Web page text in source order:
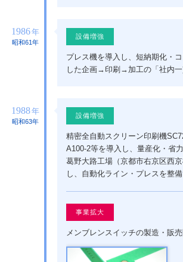
1986年
昭和61年
設備増強
プレス機を導入し、短納期化・
した企画→印刷→加工の「社内一
1988年
昭和63年
設備増強
精密全自動スクリーン印刷機
A100-2等を導入し、量産化・省力
葛野大路工場（京都市右京区西
し、自動化ライン・プレスを整備
事業拡大
メンブレンスイッチの製造・販